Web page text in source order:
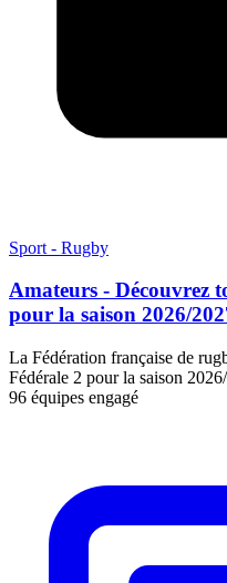
Sport - Rugby
Amateurs - Découvrez
pour la saison 2026/
La Fédération française de
Fédérale 2 pour la saison
96 équipes engagé